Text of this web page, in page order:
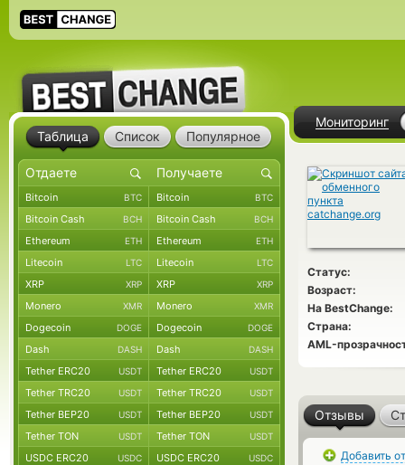
Мониторинг
Статус:
Возраст:
На BestChange:
Страна:
AML-
Отзывы
Добавить
Таблица Список Популярное
Bitcoin BTC Bitcoin BTC
Bitcoin Cash BCH Bitcoin Cash BCH
Ethereum ETH Ethereum ETH
Litecoin LTC Litecoin LTC
XRP XRP XRP XRP
Monero XMR Monero XMR
Dogecoin DOGE Dogecoin DOGE
Dash DASH Dash DASH
Tether ERC20 USDT Tether ERC20 USDT
Tether TRC20 USDT Tether TRC20 USDT
Tether BEP20 USDT Tether BEP20 USDT
Tether TON USDT Tether TON USDT
USDC ERC20 USDC USDC ERC20 USDC